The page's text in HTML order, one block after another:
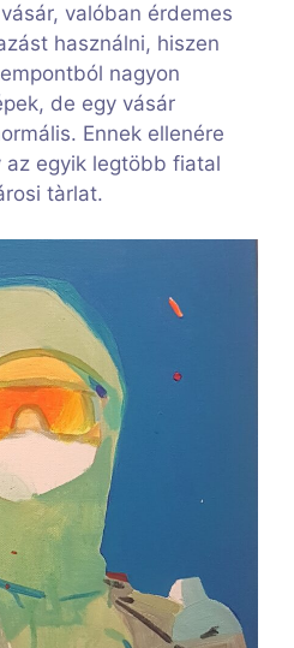
valóban érdemes
használni, hiszen
nagyon
de egy vásár
Ennek ellenére
egyik legtöbb fiatal
tàrlat.